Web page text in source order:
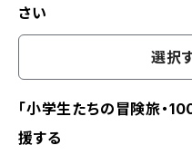
さい
選択
「小学生たちの冒険旅・
援する